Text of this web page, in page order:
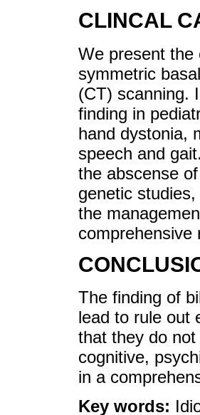
CLINCAL
We present the
symmetric
(CT) scanning.
finding in
hand dystonia,
speech and
the abscense
genetic
the
comprehensive
The finding of
lead to rule out
that they do
cognitive,
in a
Key words: